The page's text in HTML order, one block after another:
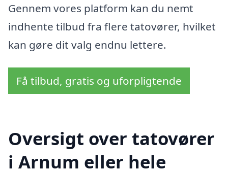
Gennem vores platform kan du nemt
indhente tilbud fra flere tatovører, hvilket
kan gøre dit valg endnu lettere.
Få tilbud, gratis og uforpligtende
Oversigt over tatovører
i Arnum eller hele